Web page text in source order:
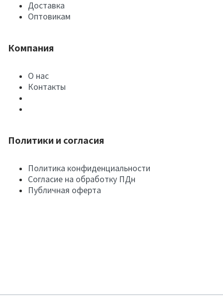
Доставка
Оптовикам
Компания
О нас
Контакты
Политики и согласия
Политика конфиденциальности
Согласие на обработку ПДн
Публичная оферта